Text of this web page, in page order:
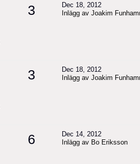
3
Dec 18, 2012
Inlägg av Joakim
3
Dec 18, 2012
Inlägg av Joakim
6
Dec 14, 2012
Inlägg av Bo Eriksson